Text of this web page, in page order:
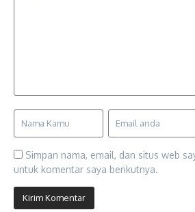
Simpan nama, email, dan situs web
untuk komentar saya berikutnya.